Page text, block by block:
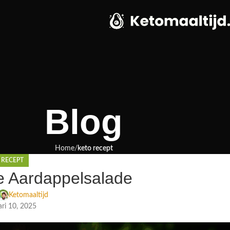
Blog
Home keto recept
Aardappelsalade
Ketomaaltijd
10, 2025